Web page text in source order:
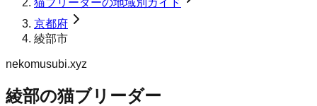
猫ブリーダーの地域別ガイド
京都府
綾部市
nekomusubi.xyz
綾部の猫ブリーダー